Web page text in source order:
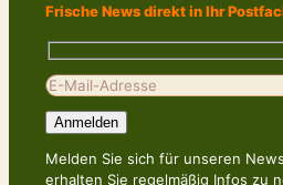
Frische News direkt in Ihr
Melden Sie sich für unseren
erhalten Sie regelmäßig Infos zu